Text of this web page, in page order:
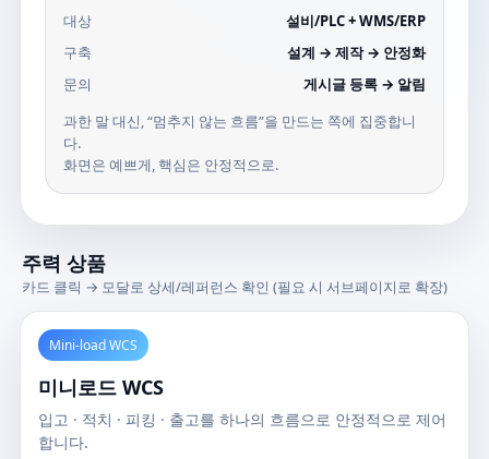
대상
설비/PLC + WMS/ERP
구축
설계 → 제작 → 안정화
문의
게시글 등록 → 알림
과한 말 대신, “멈추지 않는 흐름”을 만드는 쪽에 집중합니
다.
화면은 예쁘게, 핵심은 안정적으로.
주력 상품
카드 클릭 → 모달로 상세/레퍼런스 확인 (필요 시 서브페이지로 확장)
Mini-load WCS
미니로드 WCS
입고 · 적치 · 피킹 · 출고를 하나의 흐름으로 안정적으로 제어
합니다.